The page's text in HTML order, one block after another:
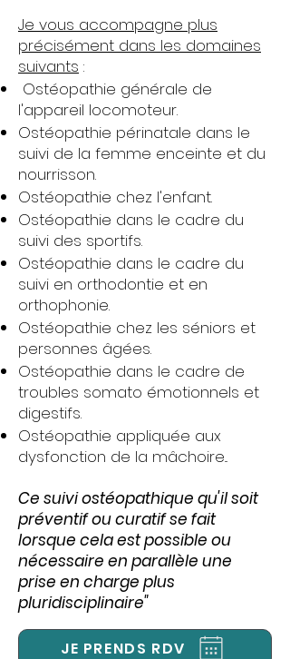
Je vous accompagne plus
précisément dans les domaines
suivants :
Ostéopathie générale de
l'appareil locomoteur.
Ostéopathie périnatale dans le
suivi de la femme enceinte et du
nourrisson.
Ostéopathie chez l'enfant.
Ostéopathie dans le cadre du
suivi des sportifs.
Ostéopathie dans le cadre du
suivi en orthodontie et en
orthophonie.
Ostéopathie chez les séniors et
personnes âgées.
Ostéopathie dans le cadre de
troubles somato émotionnels et
digestifs.
Ostéopathie appliquée aux
dysfonction de la mâchoire...
Ce suivi ostéopathique qu'il soit
préventif ou curatif se fait
lorsque cela est possible ou
nécessaire en parallèle une
prise en charge plus
pluridisciplinaire"
JE PRENDS RDV